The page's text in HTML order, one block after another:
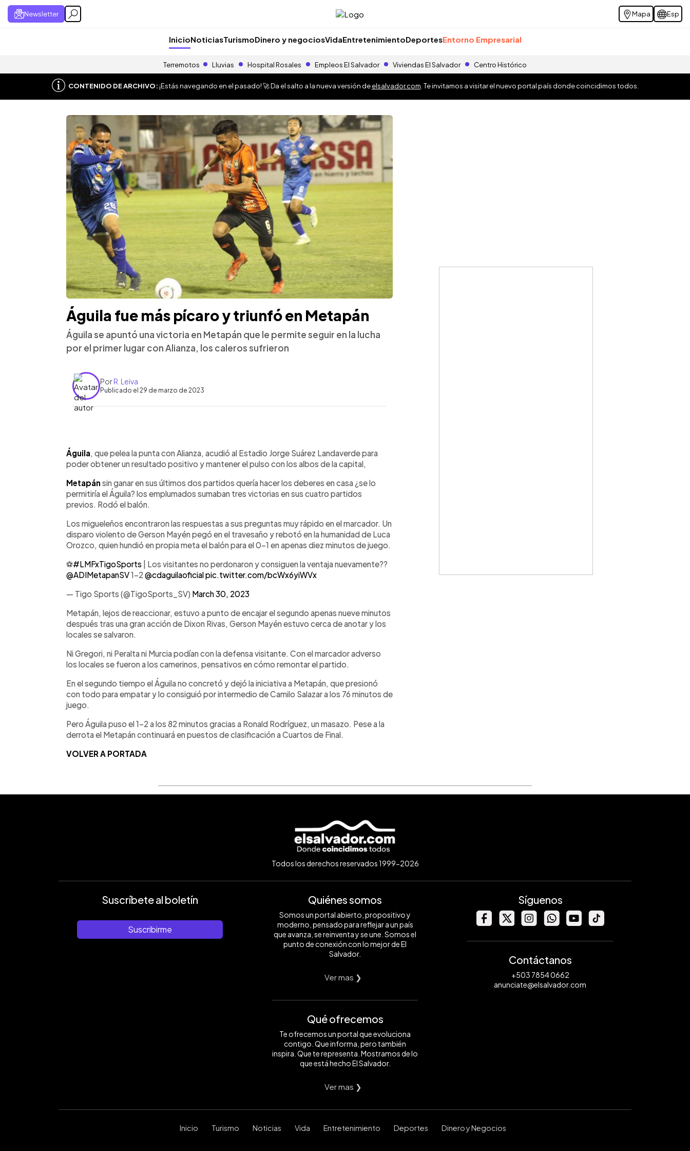
Newsletter Mapa Esp
InicioNoticiasTurismoDinero y negociosVidaEntretenimientoDeportesEntorno Empresarial
Terremotos Lluvias Hospital Rosales Empleos El Salvador Viviendas El Salvador Centro Histórico
CONTENIDO DE ARCHIVO:¡Estás navegando en el pasado! 🚀 Da el salto a la nueva versión deelsalvador.com . Te invitamos a visitar el nuevo portal país donde coincidimos todos.
Águila fue más pícaro y triunfó en Metapán
Águila se apuntó una victoria en Metapán que le permite seguir en la lucha
por el primer lugar con Alianza, los caleros sufrieron
PorR. Leiva
Publicado el 29 de marzo de 2023
Escuchar artículo
Águila, que pelea la punta con Alianza, acudió al Estadio Jorge Suárez Landaverde para
poder obtener un resultado positivo y mantener el pulso con los albos de la capital,
Metapán sin ganar en sus últimos dos partidos quería hacer los deberes en casa ¿se lo
permitiría el Águila? los emplumados sumaban tres victorias en sus cuatro partidos
previos. Rodó el balón.
Los migueleños encontraron las respuestas a sus preguntas muy rápido en el marcador. Un
disparo violento de Gerson Mayén pegó en el travesaño y rebotó en la humanidad de Luca
Orozco, quien hundió en propia meta el balón para el 0-1 en apenas diez minutos de juego.
⚽️#LMFxTigoSports | Los visitantes no perdonaron y consiguen la ventaja nuevamente??
@ADIMetapanSV1-2 @cdaguilaoficialpic.twitter.com/bcWx6yiWVx
— Tigo Sports (@TigoSports_SV) March 30, 2023
Metapán, lejos de reaccionar, estuvo a punto de encajar el segundo apenas nueve minutos
después tras una gran acción de Dixon Rivas, Gerson Mayén estuvo cerca de anotar y los
locales se salvaron.
Ni Gregori, ni Peralta ni Murcia podían con la defensa visitante. Con el marcador adverso
los locales se fueron a los camerinos, pensativos en cómo remontar el partido.
En el segundo tiempo el Águila no concretó y dejó la iniciativa a Metapán, que presionó
con todo para empatar y lo consiguió por intermedio de Camilo Salazar a los 76 minutos de
juego.
Pero Águila puso el 1-2 a los 82 minutos gracias a Ronald Rodríguez, un masazo. Pese a la
derrota el Metapán continuará en puestos de clasificación a Cuartos de Final.
VOLVER A PORTADA
Todos los derechos reservados 1999-2026
Suscríbete al boletín
Suscribirme
Quiénes somos
Somos un portal abierto, propositivo y
moderno, pensado para reflejar a un país
que avanza, se reinventa y se une. Somos el
punto de conexión con lo mejor de El
Salvador.
Ver mas ❯
Qué ofrecemos
Te ofrecemos un portal que evoluciona
contigo. Que informa, pero también
inspira. Que te representa. Mostramos de lo
que está hecho El Salvador.
Ver mas ❯
Síguenos
Contáctanos
+503 7854 0662
anunciate@elsalvador.com
Inicio Turismo Noticias Vida Entretenimiento Deportes Dinero y Negocios